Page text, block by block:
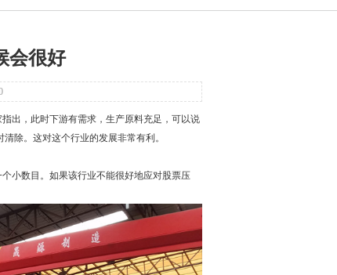
会很好
出，此时下游有需求，生产原料充足，可以说
除。这对这个行业的发展非常有利。
小数目。如果该行业不能很好地应对股票压